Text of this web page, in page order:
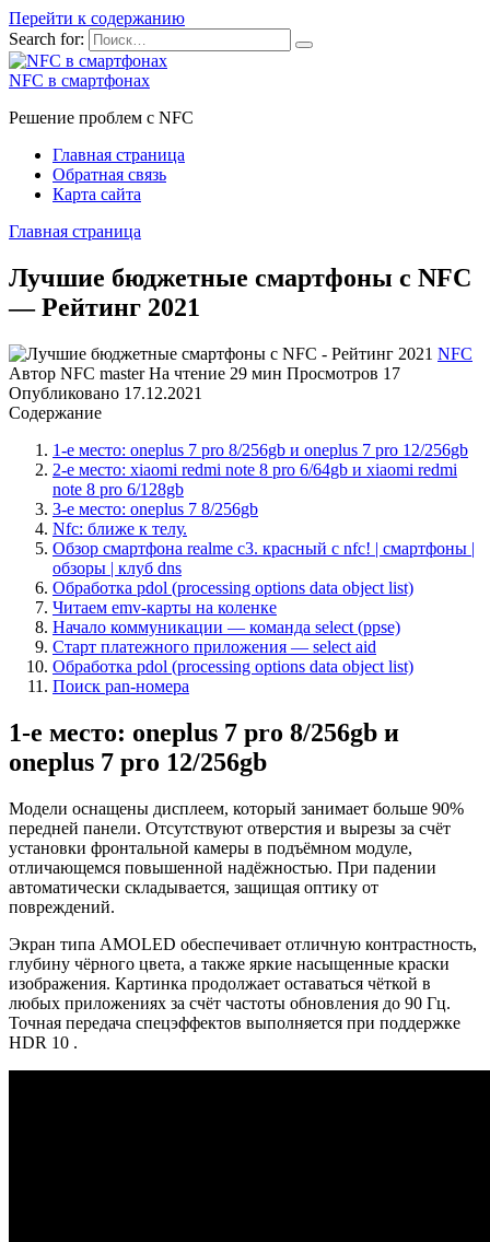
Перейти к содержанию
Search for:
NFC в смартфонах
Решение проблем с NFC
Главная страница
Обратная связь
Карта сайта
Главная страница
Лучшие бюджетные смартфоны с NFC
— Рейтинг 2021
NFC
Автор NFC master На чтение 29 мин Просмотров 17
Опубликовано 17.12.2021
Содержание
1-е место: oneplus 7 pro 8/256gb и oneplus 7 pro 12/256gb
2-е место: xiaomi redmi note 8 pro 6/64gb и xiaomi redmi
note 8 pro 6/128gb
3-е место: oneplus 7 8/256gb
Nfc: ближе к телу.
Обзор смартфона realme c3. красный с nfc! | смартфоны |
обзоры | клуб dns
Обработка pdol (processing options data object list)
Читаем emv-карты на коленке
Начало коммуникации — команда select (ppse)
Старт платежного приложения — select aid
Обработка pdol (processing options data object list)
Поиск pan-номера
1-е место: oneplus 7 pro 8/256gb и
oneplus 7 pro 12/256gb
Модели оснащены дисплеем, который занимает больше 90%
передней панели. Отсутствуют отверстия и вырезы за счёт
установки фронтальной камеры в подъёмном модуле,
отличающемся повышенной надёжностью. При падении
автоматически складывается, защищая оптику от
повреждений.
Экран типа AMOLED обеспечивает отличную контрастность,
глубину чёрного цвета, а также яркие насыщенные краски
изображения. Картинка продолжает оставаться чёткой в
любых приложениях за счёт частоты обновления до 90 Гц.
Точная передача спецэффектов выполняется при поддержке
HDR 10 .